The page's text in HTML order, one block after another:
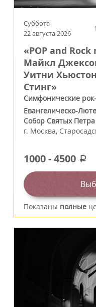
Суббота
22 августа 2026
«POP and
Майкл
Уитни
Стинг»
Симфонические
Евангелическо-
Собор Святых
г. Москва,
1000-4500 a
Показаны полные